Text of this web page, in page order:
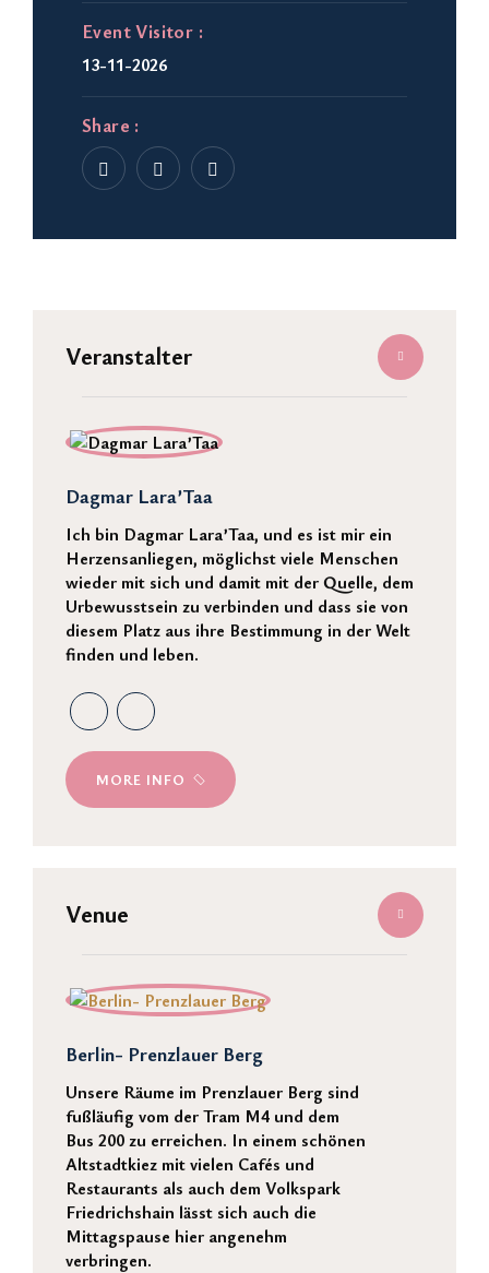
Event Visitor :
13-11-2026
Share :
Veranstalter
Dagmar Lara’Taa
Ich bin Dagmar Lara’Taa, und es ist mir ein
Herzensanliegen, möglichst viele Menschen
wieder mit sich und damit mit der Quelle, dem
Urbewusstsein zu verbinden und dass sie von
diesem Platz aus ihre Bestimmung in der Welt
finden und leben.
MORE INFO
Venue
Berlin- Prenzlauer Berg
Unsere Räume im Prenzlauer Berg sind
fußläufig vom der Tram M4 und dem
Bus 200 zu erreichen. In einem schönen
Altstadtkiez mit vielen Cafés und
Restaurants als auch dem Volkspark
Friedrichshain lässt sich auch die
Mittagspause hier angenehm
verbringen.